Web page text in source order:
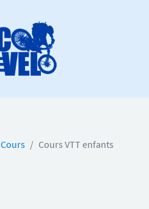
Cours Cours VTT enfants